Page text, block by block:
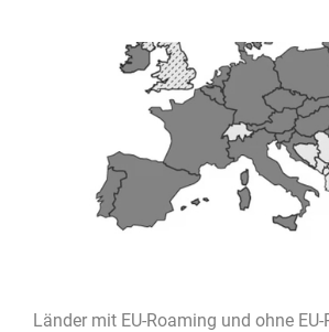
Länder mit EU-Roaming und ohne